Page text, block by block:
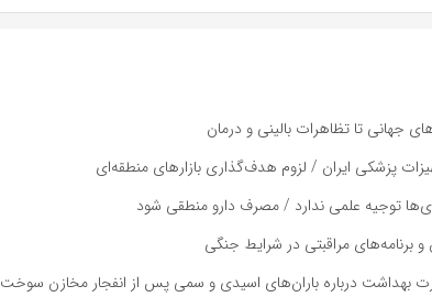
جهانی تا تظاهرات بالینی و درمان
پزشکی ایران / لزوم هدف‌گذاری بازارهای منطقه‌ای
توجیه علمی ندارد / مصرف دارو منطقی شود
و برنامه‌های مراقبتی در شرایط جنگی
بهداشت درباره باران‌های اسیدی و سمی پس از انفجار مخازن سوخت